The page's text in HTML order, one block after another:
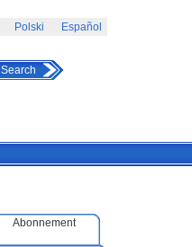
Polski Español
Search
Abonnement